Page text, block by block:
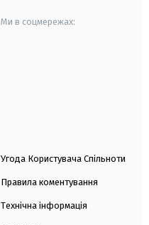
Ми в соцмережах:
Угода Користувача Спільноти
Правила коментування
Технічна інформація